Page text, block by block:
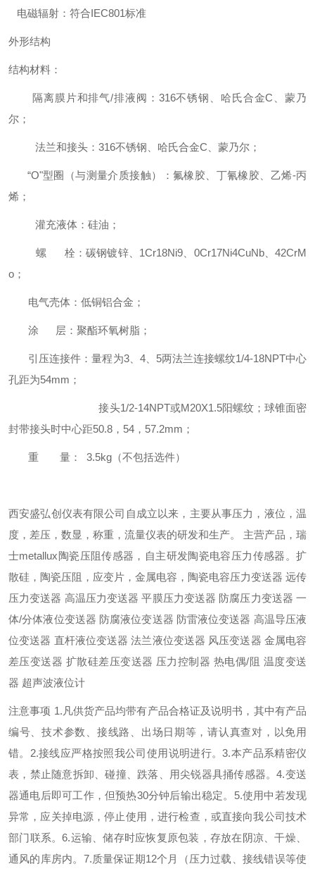
电磁辐射：符合IEC801标准
外形结构
结构材料：
隔离膜片和排气/排液阀：316不锈钢、哈氏合金C、蒙乃
尔；
法兰和接头：316不锈钢、哈氏合金C、蒙乃尔；
“O"型圈（与测量介质接触）：氟橡胶、丁氰橡胶、乙烯-丙
烯；
灌充液体：硅油；
螺 栓：碳钢镀锌、1Cr18Ni9、0Cr17Ni4CuNb、42CrM
o；
电气壳体：低铜铝合金；
涂 层：聚酯环氧树脂；
引压连接件：量程为3、4、5两法兰连接螺纹1/4-18NPT中心
孔距为54mm；
接头1/2-14NPT或M20X1.5阳螺纹；球锥面密
封带接头时中心距50.8，54，57.2mm；
重 量： 3.5kg（不包括选件）
西安盛弘创仪表有限公司自成立以来，主要从事压力，液位，温
度，差压，数显，称重，流量仪表的研发和生产。 主营产品，瑞
士metallux陶瓷压阻传感器，自主研发陶瓷电容压力传感器。扩
散硅，陶瓷压阻，应变片，金属电容，陶瓷电容压力变送器 远传
压力变送器 高温压力变送器 平膜压力变送器 防腐压力变送器 一
体/分体液位变送器 防腐液位变送器 防雷液位变送器 高温导压液
位变送器 直杆液位变送器 法兰液位变送器 风压变送器 金属电容
差压变送器 扩散硅差压变送器 压力控制器 热电偶/阻 温度变送
器 超声波液位计
注意事项 1.凡供货产品均带有产品合格证及说明书，其中有产品
编号、技术参数、接线路、出场日期等，请认真查对，以免用
错。2.接线应严格按照我公司使用说明进行。3.本产品系精密仪
表，禁止随意拆卸、碰撞、跌落、用尖锐器具捅传感器。4.变送
器通电后即可工作，但预热30分钟后输出稳定。5.使用中若发现
异常，应关掉电源，停止使用，进行检查，或直接向我公司技术
部门联系。6.运输、储存时应恢复原包装，存放在阴凉、干燥、
通风的库房内。7.质量保证期12个月（压力过载、接线错误等使